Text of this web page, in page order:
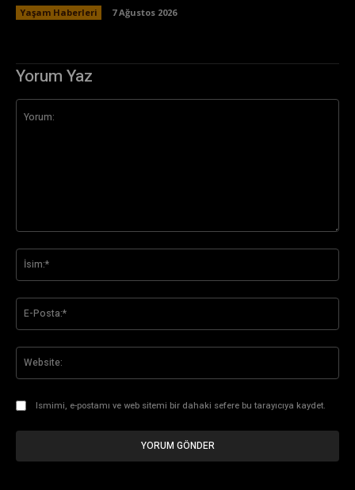
Yaşam Haberleri 7 Ağustos 2026
Yorum Yaz
Ismimi, e-postamı ve web sitemi bir dahaki sefere bu tarayıcıya kaydet.